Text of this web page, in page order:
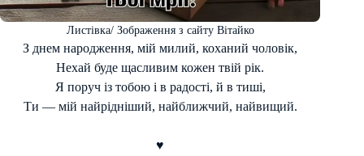
Листівка/ Зображення з сайту Вітайко
З днем народження, мій милий, коханий чоловік,
Нехай буде щасливим кожен твій рік.
Я поруч із тобою і в радості, й в тиші,
Ти — мій найрідніший, найближчий, найвищий.
♥